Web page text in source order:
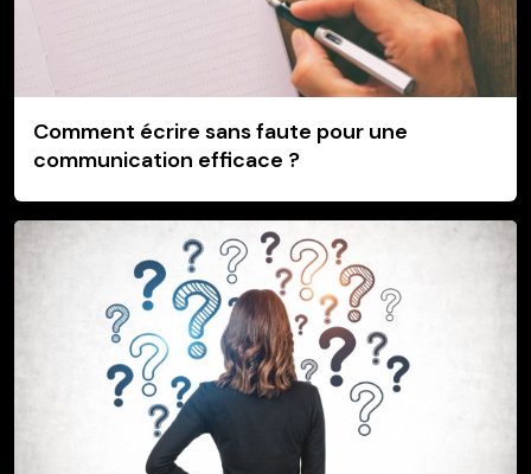
Comment écrire sans faute pour une
communication efficace ?